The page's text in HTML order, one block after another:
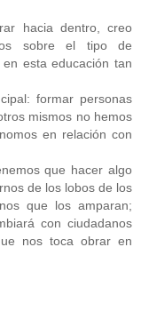
hacia dentro, creo
sobre el tipo de
esta educación tan
formar personas
mismos no hemos
en relación con
que hacer algo
de los lobos de los
que los amparan;
con ciudadanos
nos toca obrar en